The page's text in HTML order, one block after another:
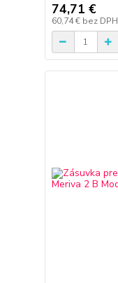
74,71 €
60,74 € bez DPH